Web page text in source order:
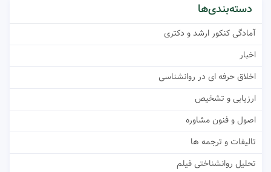
دسته‌بندی‌ها
آمادگی کنکور ارشد و دکتری
اخبار
اخلاق حرفه ای در روانشناسی
ارزیابی و تشخیص
اصول و فنون مشاوره
تالیفات و ترجمه ها
تحلیل روانشناختی فیلم